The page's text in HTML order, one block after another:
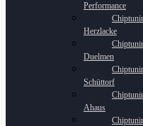
Performance
Herzlacke
Duelmen
Schüttorf
Ahaus